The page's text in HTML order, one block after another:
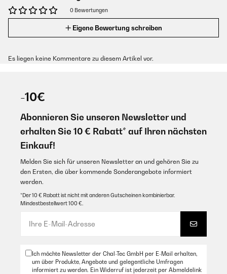
0 Bewertungen
Eigene Bewertung schreiben
Es liegen keine Kommentare zu diesem Artikel vor.
-10€
Abonnieren Sie unseren Newsletter und
erhalten Sie 10 € Rabatt* auf Ihren nächsten
Einkauf!
Melden Sie sich für unseren Newsletter an und gehören Sie zu
den Ersten, die über kommende Sonderangebote informiert
werden.
*Der 10 € Rabatt ist nicht mit anderen Gutscheinen kombinierbar.
Mindestbestellwert 100 €.
Ich möchte Newsletter der Chal-Tec GmbH per E-Mail erhalten,
um über Produkte, Angebote und gelegentliche Umfragen
informiert zu werden. Ein Widerruf ist jederzeit per Abmeldelink